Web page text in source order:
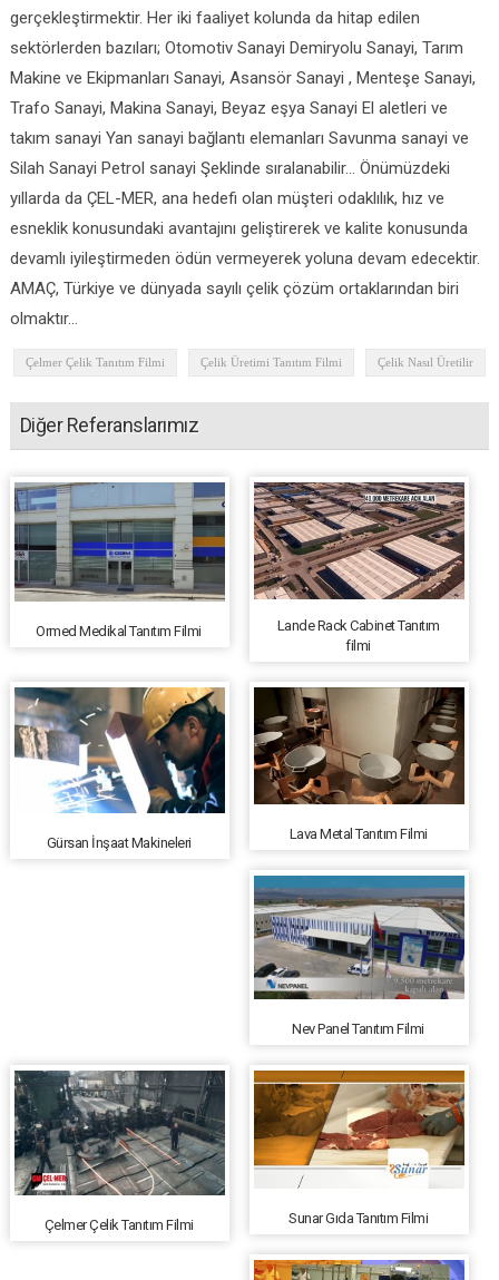
gerçekleştirmektir. Her iki faaliyet kolunda da hitap edilen
sektörlerden bazıları; Otomotiv Sanayi Demiryolu Sanayi, Tarım
Makine ve Ekipmanları Sanayi, Asansör Sanayi , Menteşe Sanayi,
Trafo Sanayi, Makina Sanayi, Beyaz eşya Sanayi El aletleri ve
takım sanayi Yan sanayi bağlantı elemanları Savunma sanayi ve
Silah Sanayi Petrol sanayi Şeklinde sıralanabilir… Önümüzdeki
yıllarda da ÇEL-MER, ana hedefi olan müşteri odaklılık, hız ve
esneklik konusundaki avantajını geliştirerek ve kalite konusunda
devamlı iyileştirmeden ödün vermeyerek yoluna devam edecektir.
AMAÇ, Türkiye ve dünyada sayılı çelik çözüm ortaklarından biri
olmaktır…
Çelmer Çelik Tanıtım Filmi Çelik Üretimi Tanıtım Filmi Çelik Nasıl Üretilir
Diğer Referanslarımız
Ormed Medikal Tanıtım Filmi
Lande Rack Cabinet Tanıtım
filmi
Gürsan İnşaat Makineleri
Lava Metal Tanıtım Filmi
Nev Panel Tanıtım Filmi
Çelmer Çelik Tanıtım Filmi Sunar Gıda Tanıtım Filmi